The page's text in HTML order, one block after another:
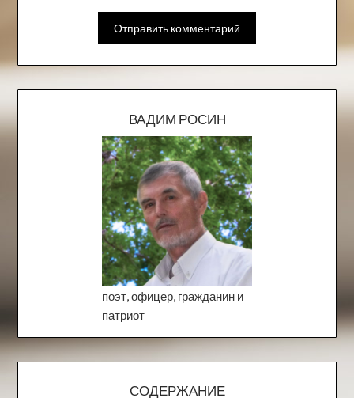
ВАДИМ РОСИН
поэт, офицер, гражданин и
патриот
СОДЕРЖАНИЕ